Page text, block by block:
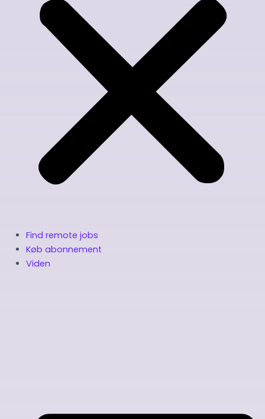
Find remote jobs
Køb abonnement
Viden